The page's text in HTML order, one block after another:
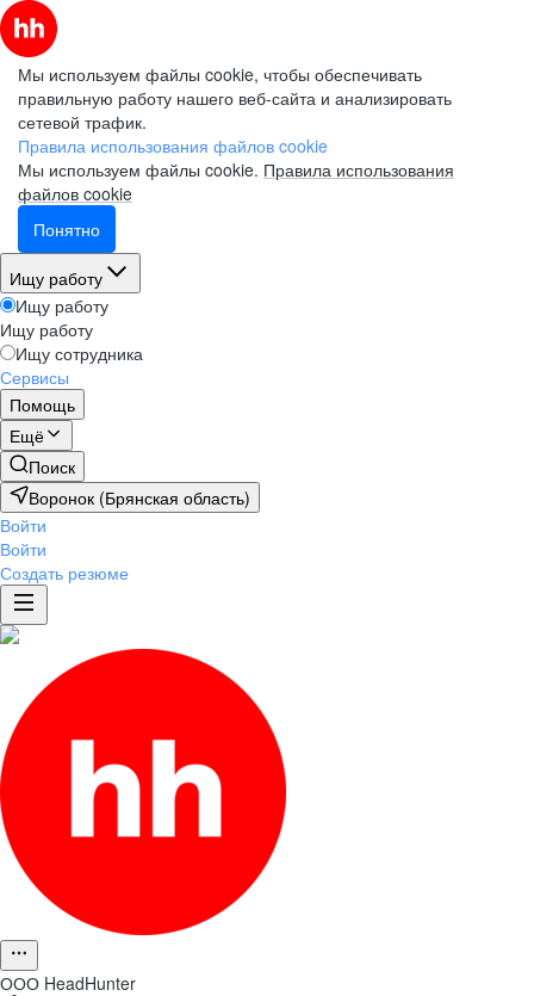
Мы используем файлы cookie, чтобы обеспечивать
правильную работу нашего веб-сайта и анализировать
сетевой трафик.
Правила использования файлов cookie
Мы используем файлы cookie. Правила использования
файлов cookie
Понятно
Ищу работу
Ищу работу
Ищу работу
Ищу сотрудника
Сервисы
Помощь
Ещё
Поиск
Воронок (Брянская область)
Войти
Войти
Создать резюме
ООО HeadHunter